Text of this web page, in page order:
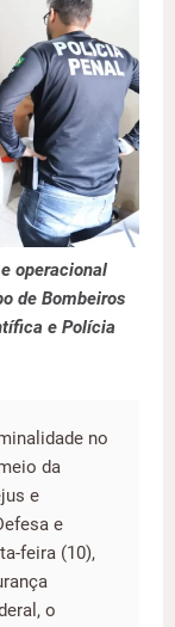
operacional
de Bombeiros
e Polícia
no
da
e
e
feira (10),
o